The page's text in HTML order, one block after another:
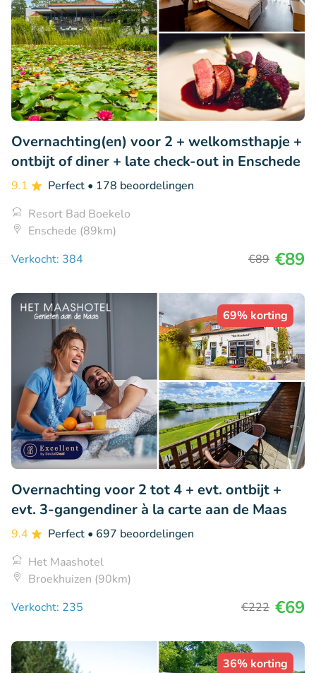
Overnachting(en) voor 2 + welkomsthapje +
ontbijt of diner + late check-out in Enschede
9.1 Perfect • 178 beoordelingen
Resort Bad Boekelo
Enschede (89km)
Verkocht: 384
€89 €89
69% korting
Overnachting voor 2 tot 4 + evt. ontbijt +
evt. 3-gangendiner à la carte aan de Maas
9.4 Perfect • 697 beoordelingen
Het Maashotel
Broekhuizen (90km)
Verkocht: 235
€222 €69
36% korting